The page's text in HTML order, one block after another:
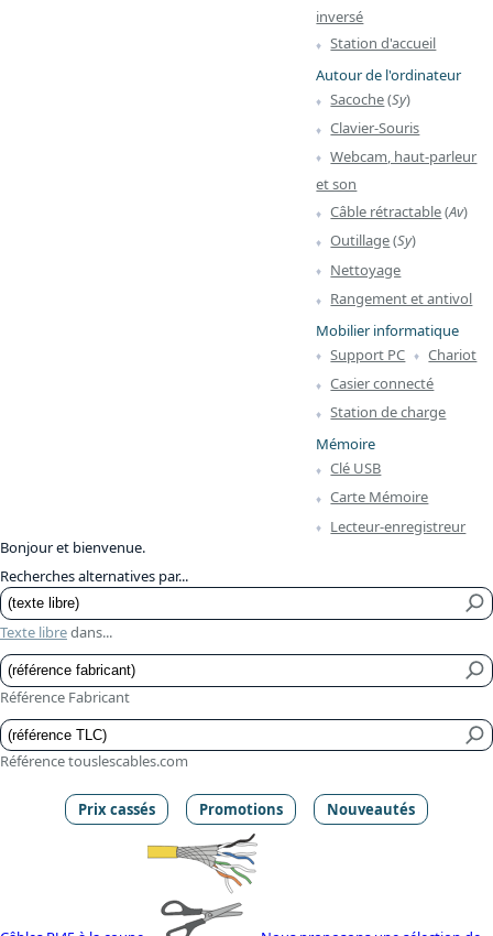
inversé
Station d'accueil
Autour de l'ordinateur
Sacoche(Sy)
Clavier-Souris
Webcam, haut-parleur
et son
Câble rétractable(Av)
Outillage(Sy)
Nettoyage
Rangement et antivol
Mobilier informatique
Support PC
Chariot
Casier connecté
Station de charge
Mémoire
Clé USB
Carte Mémoire
Lecteur-enregistreur
Bonjour et bienvenue.
Recherches alternatives par...
Texte libredans...
Référence Fabricant
Référence touslescables.com
Prix cassés Promotions Nouveautés